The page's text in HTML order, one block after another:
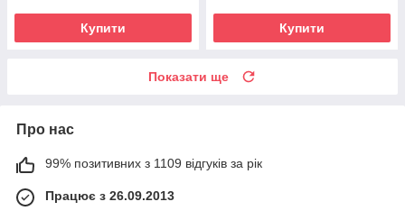
Купити Купити
Показати ще
Про нас
99% позитивних з 1109 відгуків за рік
Працює з 26.09.2013